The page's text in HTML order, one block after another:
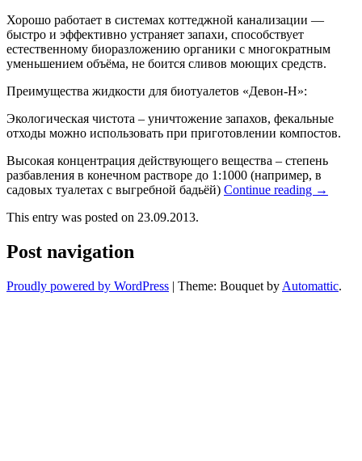
Хорошо работает в системах коттеджной канализации —
быстро и эффективно устраняет запахи, способствует
естественному биоразложению органики с многократным
уменьшением объёма, не боится сливов моющих средств.
Преимущества жидкости для биотуалетов «Девон-Н»:
Экологическая чистота – уничтожение запахов, фекальные
отходы можно использовать при приготовлении компостов.
Высокая концентрация действующего вещества – степень
разбавления в конечном растворе до 1:1000 (например, в
садовых туалетах с выгребной бадьёй) Continue reading →
This entry was posted on 23.09.2013.
Post navigation
Proudly powered by WordPress | Theme: Bouquet by Automattic.